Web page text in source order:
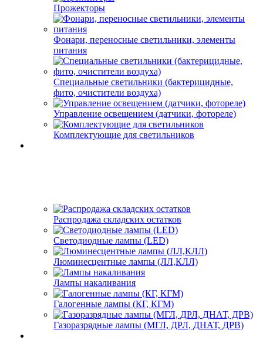
Прожекторы
Фонари, переносные светильники, элементы
питания
Специальные светильники (бактерицидные,
фито, очистители воздуха)
Управление освещением (датчики, фотореле)
Комплектующие для светильников
Распродажа складских остатков
Светодиодные лампы (LED)
Люминесцентные лампы (ЛЛ,КЛЛ)
Лампы накаливания
Галогенные лампы (КГ, КГМ)
Газоразрядные лампы (МГЛ, ДРЛ, ДНАТ, ДРВ)